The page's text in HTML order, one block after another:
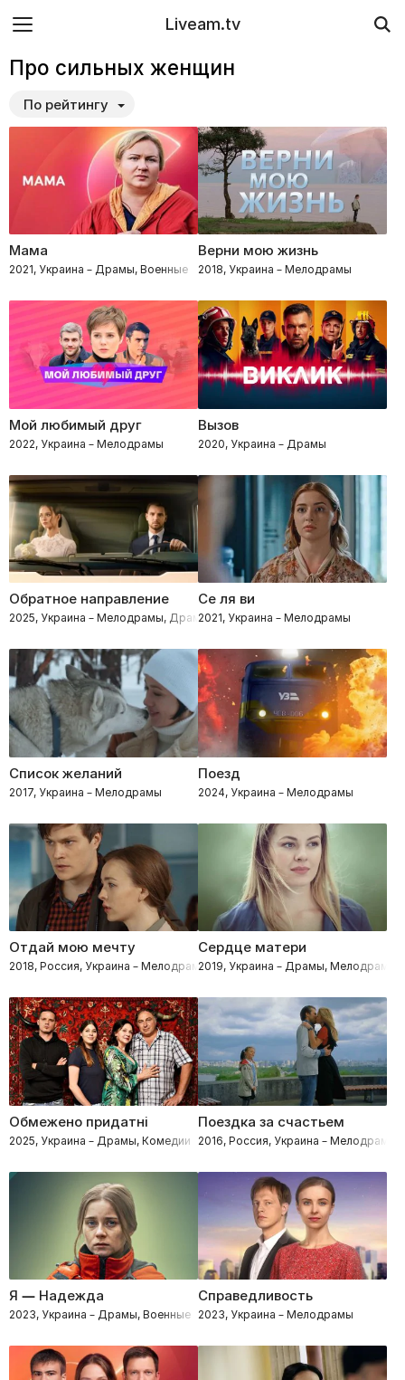
Liveam.tv
Про сильных женщин
По рейтингу
Мама
2021, Украина – Драмы, Военные
Верни мою жизнь
2018, Украина – Мелодрамы
Мой любимый друг
2022, Украина – Мелодрамы
Вызов
2020, Украина – Драмы
Обратное направление
2025, Украина – Мелодрамы, Драмы
Се ля ви
2021, Украина – Мелодрамы
Список желаний
2017, Украина – Мелодрамы
Поезд
2024, Украина – Мелодрамы
Отдай мою мечту
2018, Россия, Украина – Мелодрамы
Сердце матери
2019, Украина – Драмы, Мелодрамы
Обмежено придатні
2025, Украина – Драмы, Комедии
Поездка за счастьем
2016, Россия, Украина – Мелодрамы
Я — Надежда
2023, Украина – Драмы, Военные
Справедливость
2023, Украина – Мелодрамы